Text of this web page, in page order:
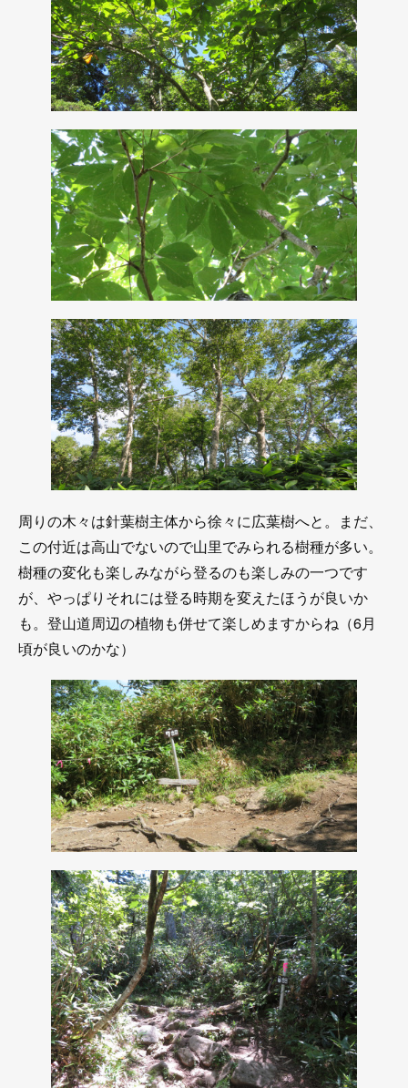
周りの木々は針葉樹主体から徐々に広葉樹へと。まだ、
この付近は高山でないので山里でみられる樹種が多い。
樹種の変化も楽しみながら登るのも楽しみの一つです
が、やっぱりそれには登る時期を変えたほうが良いか
も。登山道周辺の植物も併せて楽しめますからね（6月
頃が良いのかな）